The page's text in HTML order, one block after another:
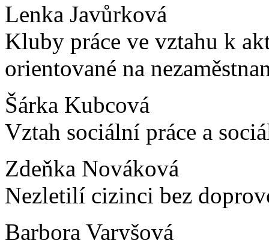
Lenka Javůrková
Kluby práce ve vztahu k
orientované na
Šárka Kubcová
Vztah sociální práce a
Zdeňka Nováková
Nezletilí cizinci bez
Barbora Varyšová